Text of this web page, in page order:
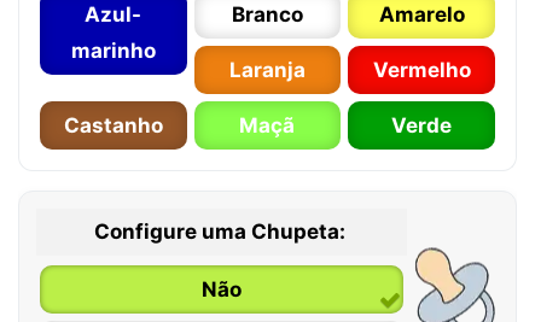
Azul-
marinho
Branco Amarelo
Laranja Vermelho
Castanho Maçã Verde
Configure uma Chupeta:
Não